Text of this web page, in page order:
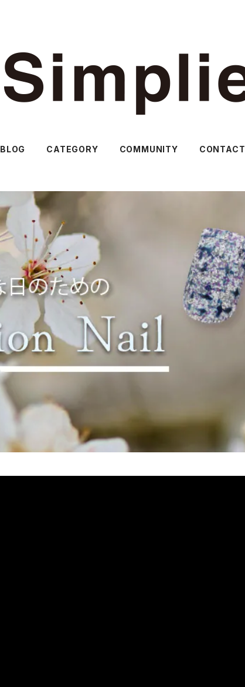
BLOG CATEGORY COMMUNITY CONTACT